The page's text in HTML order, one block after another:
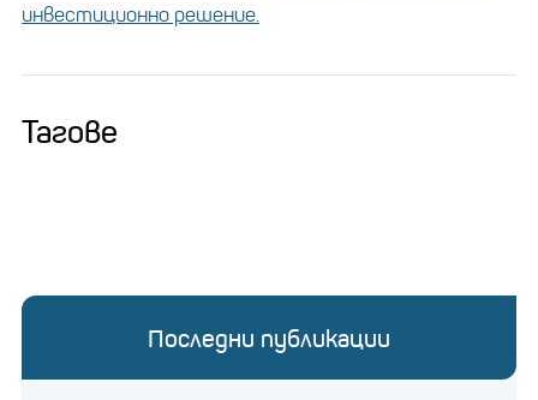
инвестиционно решение.
Тагове
Последни публикации